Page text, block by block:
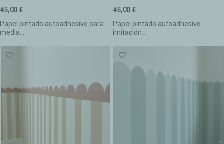
Papel pintado autoadhesivo para
media...
45,00 €
Papel pintado autoadhesivo
imitación...
45,00 €